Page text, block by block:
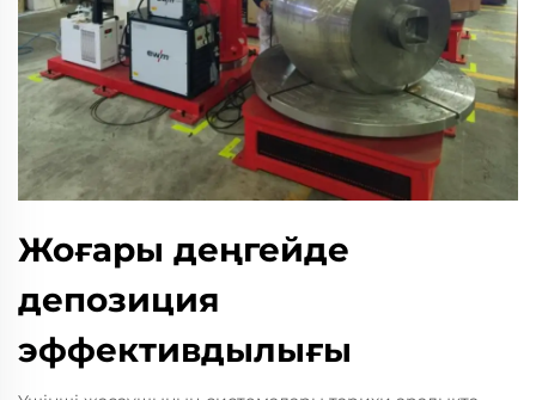
Жоғары деңгейде
депозиция
эффективдылығы